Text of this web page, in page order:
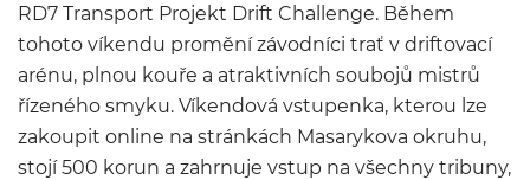
RD7 Transport Projekt Drift Challenge. Během
tohoto víkendu promění závodníci trať v driftovací
arénu, plnou kouře a atraktivních soubojů mistrů
řízeného smyku. Víkendová vstupenka, kterou lze
zakoupit online na stránkách Masarykova okruhu,
stojí 500 korun a zahrnuje vstup na všechny tribuny,